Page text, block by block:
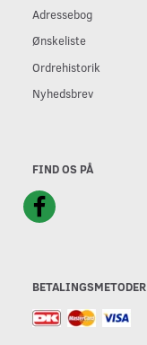
Adressebog
Ønskeliste
Ordrehistorik
Nyhedsbrev
FIND OS PÅ
BETALINGSMETODER